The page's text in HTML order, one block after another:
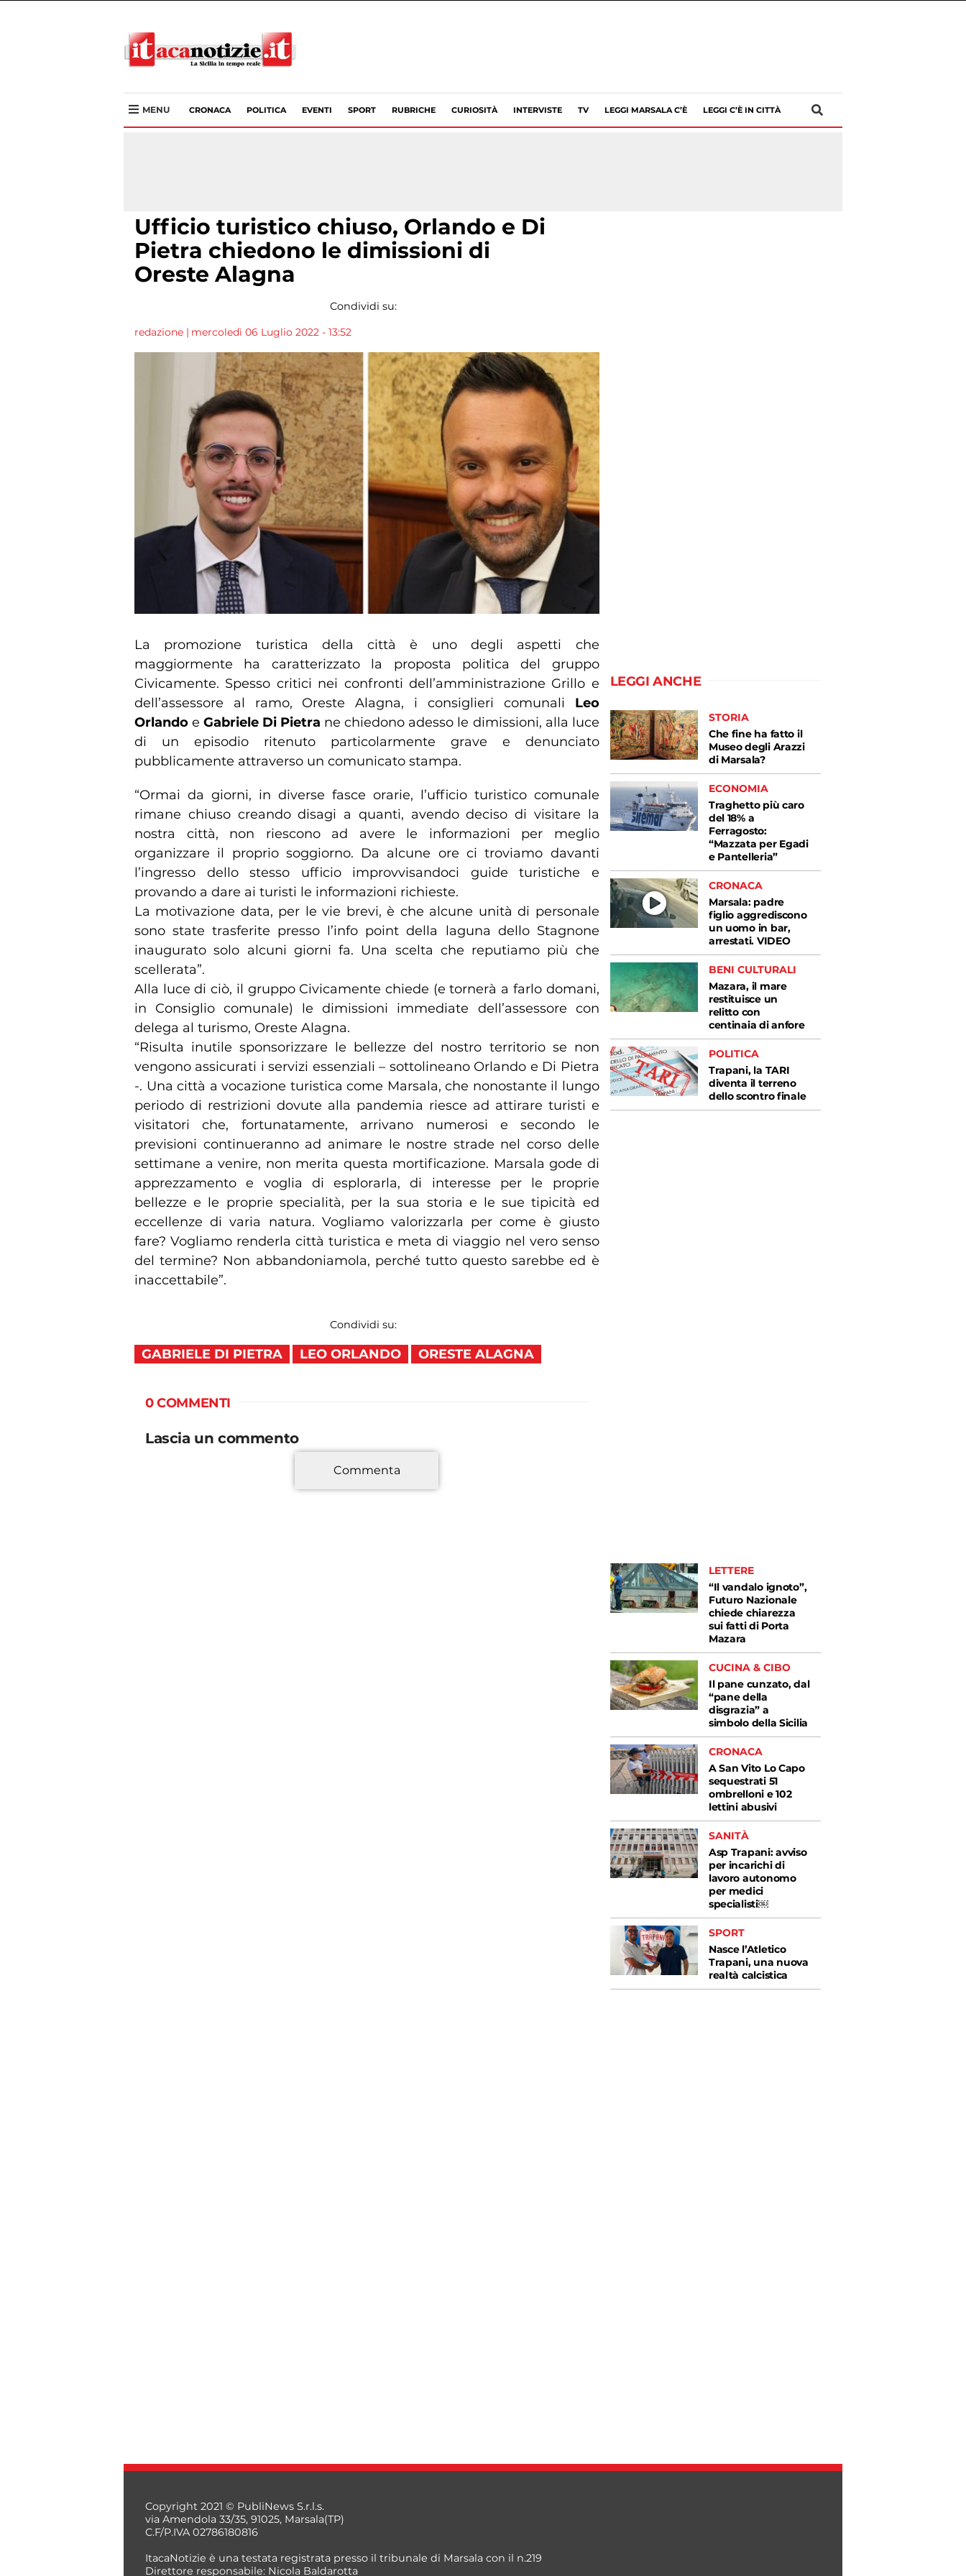
MENU CRONACA POLITICA EVENTI SPORT RUBRICHE CURIOSITÀ INTERVISTE TV LEGGI MARSALA C’È LEGGI C’È IN CITTÀ
Ufficio turistico chiuso, Orlando e Di
Pietra chiedono le dimissioni di
Oreste Alagna
Condividi su:
redazione | mercoledì 06 Luglio 2022 - 13:52
La promozione turistica della città è uno degli aspetti che
maggiormente ha caratterizzato la proposta politica del gruppo
Civicamente. Spesso critici nei confronti dell’amministrazione Grillo e
dell’assessore al ramo, Oreste Alagna, i consiglieri comunali Leo
Orlando e Gabriele Di Pietra ne chiedono adesso le dimissioni, alla luce
di un episodio ritenuto particolarmente grave e denunciato
pubblicamente attraverso un comunicato stampa.
“Ormai da giorni, in diverse fasce orarie, l’ufficio turistico comunale
rimane chiuso creando disagi a quanti, avendo deciso di visitare la
nostra città, non riescono ad avere le informazioni per meglio
organizzare il proprio soggiorno. Da alcune ore ci troviamo davanti
l’ingresso dello stesso ufficio improvvisandoci guide turistiche e
provando a dare ai turisti le informazioni richieste.
La motivazione data, per le vie brevi, è che alcune unità di personale
sono state trasferite presso l’info point della laguna dello Stagnone
inaugurato solo alcuni giorni fa. Una scelta che reputiamo più che
scellerata”.
Alla luce di ciò, il gruppo Civicamente chiede (e tornerà a farlo domani,
in Consiglio comunale) le dimissioni immediate dell’assessore con
delega al turismo, Oreste Alagna.
“Risulta inutile sponsorizzare le bellezze del nostro territorio se non
vengono assicurati i servizi essenziali – sottolineano Orlando e Di Pietra
-. Una città a vocazione turistica come Marsala, che nonostante il lungo
periodo di restrizioni dovute alla pandemia riesce ad attirare turisti e
visitatori che, fortunatamente, arrivano numerosi e secondo le
previsioni continueranno ad animare le nostre strade nel corso delle
settimane a venire, non merita questa mortificazione. Marsala gode di
apprezzamento e voglia di esplorarla, di interesse per le proprie
bellezze e le proprie specialità, per la sua storia e le sue tipicità ed
eccellenze di varia natura. Vogliamo valorizzarla per come è giusto
fare? Vogliamo renderla città turistica e meta di viaggio nel vero senso
del termine? Non abbandoniamola, perché tutto questo sarebbe ed è
inaccettabile”.
Condividi su:
GABRIELE DI PIETRA LEO ORLANDO ORESTE ALAGNA
0 COMMENTI
Lascia un commento
Commenta
LEGGI ANCHE
STORIA
Che fine ha fatto il
Museo degli Arazzi
di Marsala?
ECONOMIA
Traghetto più caro
del 18% a
Ferragosto:
“Mazzata per Egadi
e Pantelleria”
CRONACA
Marsala: padre
figlio aggrediscono
un uomo in bar,
arrestati. VIDEO
BENI CULTURALI
Mazara, il mare
restituisce un
relitto con
centinaia di anfore
POLITICA
Trapani, la TARI
diventa il terreno
dello scontro finale
LETTERE
“Il vandalo ignoto”,
Futuro Nazionale
chiede chiarezza
sui fatti di Porta
Mazara
CUCINA & CIBO
Il pane cunzato, dal
“pane della
disgrazia” a
simbolo della Sicilia
CRONACA
A San Vito Lo Capo
sequestrati 51
ombrelloni e 102
lettini abusivi
SANITÀ
Asp Trapani: avviso
per incarichi di
lavoro autonomo
per medici
specialisti￼
SPORT
Nasce l’Atletico
Trapani, una nuova
realtà calcistica
Copyright 2021 © PubliNews S.r.l.s.
via Amendola 33/35, 91025, Marsala(TP)
C.F/P.IVA 02786180816
ItacaNotizie è una testata registrata presso il tribunale di Marsala con il n.219
Direttore responsabile: Nicola Baldarotta